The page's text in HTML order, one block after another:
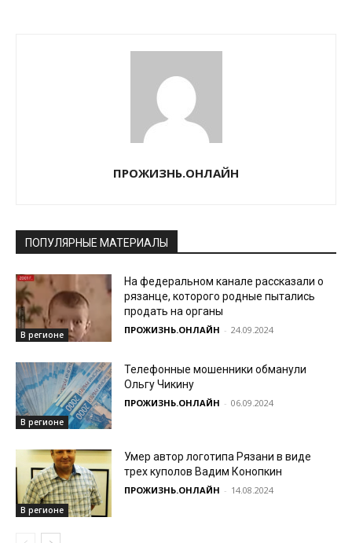
ПРОЖИЗНЬ.ОНЛАЙН
ПОПУЛЯРНЫЕ МАТЕРИАЛЫ
В регионе
На федеральном канале рассказали о
рязанце, которого родные пытались
продать на органы
ПРОЖИЗНЬ.ОНЛАЙН - 24.09.2024
В регионе
Телефонные мошенники обманули
Ольгу Чикину
ПРОЖИЗНЬ.ОНЛАЙН - 06.09.2024
В регионе
Умер автор логотипа Рязани в виде
трех куполов Вадим Конопкин
ПРОЖИЗНЬ.ОНЛАЙН - 14.08.2024